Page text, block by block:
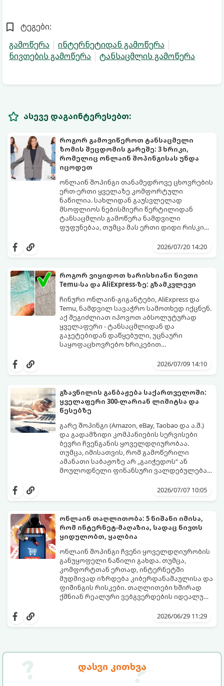
დასვი კითხვა
ტეგები:
გამოწერა
ინტერნეტიდან გამოწერა
ნივთების გამოწერა
ტანსაცმლის გამოწერა
ასევე დაგაინტერესებთ:
როგორ გამოვიწეროთ ტანსაცმელი
ზომის შეცდომის გარეშე: 3 ხრიკი,
რომელიც ონლაინ შოპინგისას უნდა
იცოდეთ
ონლაინ შოპინგი თანამედროვე ცხოვრების
ერთ-ერთი ყველაზე კომფორტული
ნაწილია. სახლიდან გაუსვლელად
მსოფლიოს ნებისმიერი წერტილიდან
ტანსაცმლის გამოწერა ნამდვილი
ფუფუნებაა, თუმცა მას ერთი დიდი რისკი
ალბათ ყველას გამოგიცდიათ ისეთი
და აღმოაჩენთ, რომ კაბა ზედმეტად
ვიწროა, ხოლო ქურთუკი გიგანტური.
ან „M“ ზომას ატარებს, უცხოურ საიტებზეც
ბრენდსა და ქვეყანას სრულიად
განსხვავებული სტანდარტები აქვს.
იმისათვის, რომ თავიდან აიცილოთ
ნივთების უკან დაბრუნების დამქანცველი
პროცედურა ან ტანსაცმლის კარადაში
გამოკეტვა, გამოიყენეთ ეს 3
პროფესიონალური ხრიკი, რომლებიც
ყოველთვის იდეალურ შედეგს მოგცემთ:
2026/07/20 14:20
როგორ ვიყიდოთ ხარისხიანი ნივთი
Temu-სა და AliExpress-ზე: გზამკვლევი
ჩინური ონლაინ-გიგანტები, AliExpress და
Temu, ნამდვილ სავაჭრო სამოთხედ იქცნენ.
აქ შეგიძლიათ იპოვოთ აბსოლუტურად
ყველაფერი - ტანსაცმლიდან და
გაჯეტებიდან დაწყებული, უცნაური
საყოფაცხოვრებო ხრიკებით
ფასებში. თუმცა, დაბალ ფასს თავისი
ჩამოვიდა“.
იმედგაცრუებად არ იქცეს, აუცილებელია
პრაქტიკულ გზამკვლევს, თუ როგორ
გაშიფროთ რეიტინგები, რევიუები და
შეარჩიოთ მართლაც ხარისხიანი
პროდუქტი.
2026/07/09 14:10
გზავნილის განბაჟება საქართველოში:
ყველაფერი 300-ლარიან ლიმიტსა და
წესებზე
გარე შოპინგი (Amazon, eBay, Taobao და ა.შ.)
და გადამზიდი კომპანიების სერვისები
ბევრი ჩვენგანის ყოველდღიურობაა.
თუმცა, იმისათვის, რომ გამოწერილი
ამანათი საბაჟოზე არ „გაიჭედოს“ ან
მოულოდნელი ფინანსური ვალდებულება
ვიცოდეთ საქართველოში მოქმედი საბაჟო
შეცდომები კი ძვირად ჯდება. გთავაზობთ
მარტივად და კანონის სრული დაცვით
მიღებაში.
2026/07/07 10:05
ონლაინ თაღლითობა: 5 ნიშანი იმისა,
რომ ინტერნეტ-მაღაზია, სადაც ნივთს
ყიდულობთ, ყალბია
ონლაინ შოპინგი ჩვენი ყოველდღიურობის
განუყოფელი ნაწილი გახდა. თუმცა,
კომფორტთან ერთად, ინტერნეტში
მუდმივად იზრდება კიბერდანაშაულისა და
ფიშინგის რისკები. თაღლითები ხშირად
ქმნიან რეალური ვებგვერდების იდეალურ
მაღაზიებს, რომელთა ერთადერთი მიზანი
კიბერთაღლითობის მსხვერპლი, ნივთის
2026/06/29 11:29